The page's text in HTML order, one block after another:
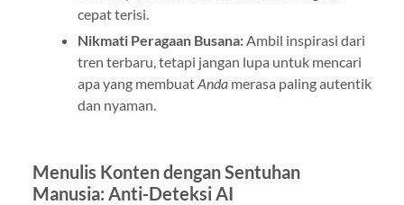
cepat terisi.
Nikmati Peragaan Busana:Ambil inspirasi dari
tren terbaru, tetapi jangan lupa untuk mencari
apa yang membuatAndamerasa paling autentik
dan nyaman.
Menulis Konten dengan Sentuhan
Manusia: Anti-Deteksi AI